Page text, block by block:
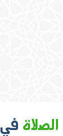
الصلاة في